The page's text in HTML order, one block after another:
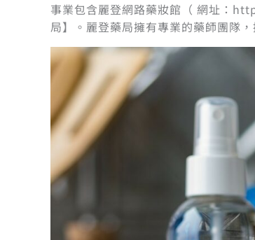
事業包含麗登網路藥妝館（ 網址：
局】。麗登藥局擁有專業的藥師團隊